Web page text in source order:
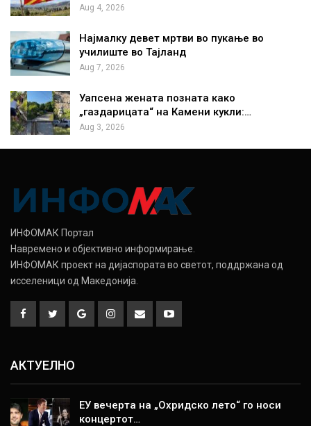
Aug 4, 2026
Најмалку девет мртви во пукање во
училиште во Тајланд
Aug 7, 2026
Уапсена жената позната како
„газдарицата“ на Камени кукли:…
Aug 3, 2026
ИНФОМАК Портал
Навремено и објективно информирање.
ИНФОМАК проект на дијаспората во светот, поддржана од
исселеници од Македонија.
АКТУЕЛНО
ЕУ вечерта на „Охридско лето“ го носи
концертот…